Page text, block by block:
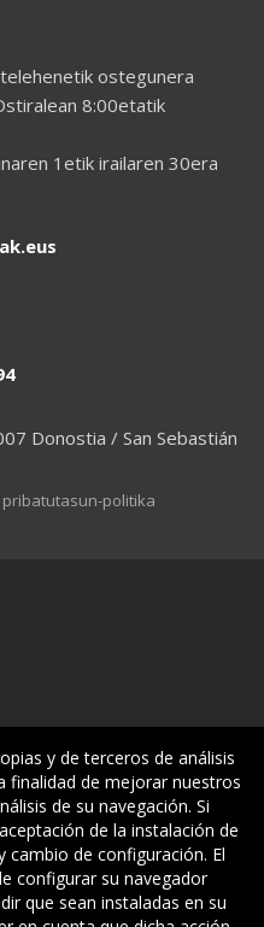
ostegunera
8:00etatik
1etik irailaren 30era
Donostia / San Sebastián
politika
y de terceros de análisis
finalidad de mejorar nuestros
de su navegación. Si
de la instalación de
de configuración. El
configurar su navegador
que sean instaladas en su